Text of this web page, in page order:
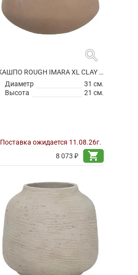
search
КАШПО ROUGH IMARA XL CLAY WASHED
Диаметр
31 см.
Высота
21 см.
Поставка ожидается 11.08.26г.
8 073 ₽
shopping_cart